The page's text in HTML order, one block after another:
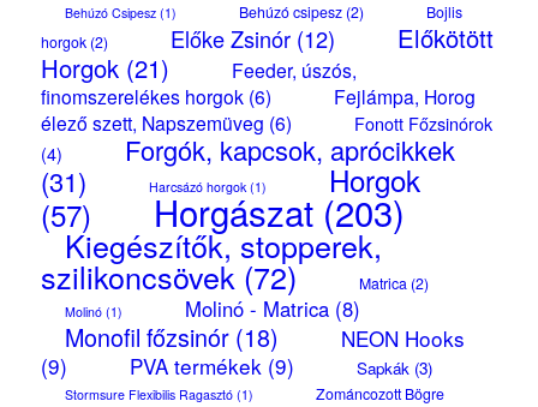
Behúzó Csipesz(1) Behúzó csipesz(2)
Bojlis
horgok(2) Előke Zsinór(12)
Előkötött
Horgok(21)
Feeder, úszós,
finomszerelékes horgok(6)
Fejlámpa, Horog
élező szett, Napszemüveg (6)
Fonott Főzsinórok
(4)
Forgók, kapcsok, aprócikkek
(31)
Harcsázó horgok(1)
Horgok
(57)
Horgászat(203)
Kiegészítők, stopperek,
szilikoncsövek(72) Matrica(2)
Molinó(1) Molinó - Matrica(8)
Monofil főzsinór(18)
NEON Hooks
(9)
PVA termékek(9) Sapkák(3)
Stormsure Flexibilis Ragasztó(1)
Zománcozott Bögre